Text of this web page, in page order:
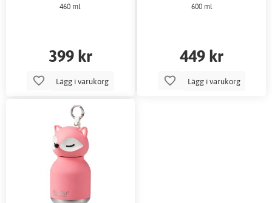
460 ml
399 kr
Lägg i varukorg
600 ml
449 kr
Lägg i varukorg